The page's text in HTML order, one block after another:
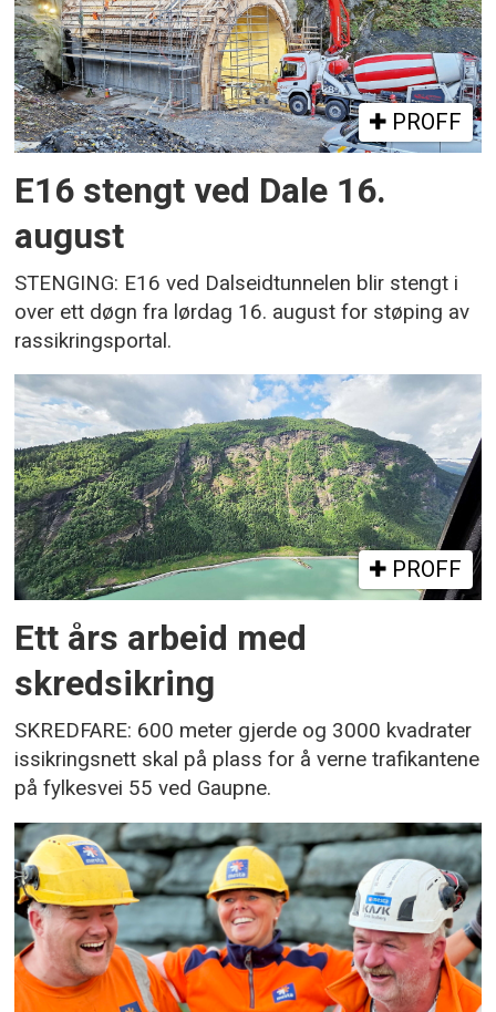
PROFF
E16 stengt ved Dale 16.
august
STENGING: E16 ved Dalseidtunnelen blir stengt i
over ett døgn fra lørdag 16. august for støping av
rassikringsportal.
PROFF
Ett års arbeid med
skredsikring
SKREDFARE: 600 meter gjerde og 3000 kvadrater
issikringsnett skal på plass for å verne trafikantene
på fylkesvei 55 ved Gaupne.